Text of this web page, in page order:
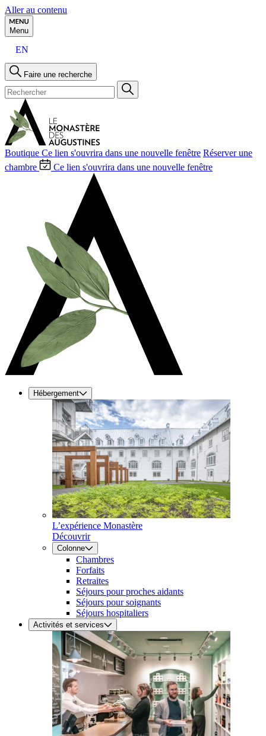
Aller au contenu
Menu
EN
Faire une recherche
Boutique Ce lien s'ouvrira dans une nouvelle fenêtre Réserver une
chambre
Ce lien s'ouvrira dans une nouvelle fenêtre
Hébergement
L’expérience Monastère
Découvrir
Colonne
Chambres
Forfaits
Retraites
Séjours pour proches aidants
Séjours pour soignants
Séjours hospitaliers
Activités et services